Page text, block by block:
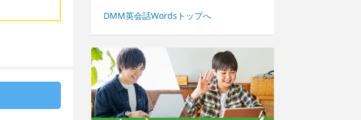
DMM英会話Wordsトップへ